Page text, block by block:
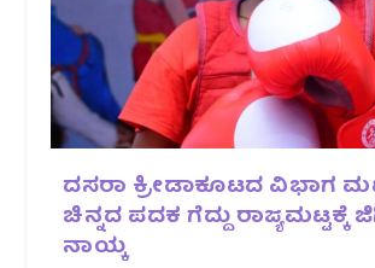
ದಸರಾ‌‌‌‌ ಕ್ರೀಡಾಕೂಟದ ವಿಭಾಗ
ಚಿನ್ನದ ಪದಕ‌ ಗೆದ್ದು ರಾಜ್ಯಮಟ್ಟಕ್ಕೆ
ನಾಯ್ಕ